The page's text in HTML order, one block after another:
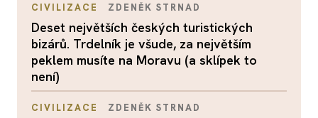
CIVILIZACE ZDENĚK STRNAD
Deset největších českých turistických
bizárů. Trdelník je všude, za největším
peklem musíte na Moravu (a sklípek to
není)
CIVILIZACE ZDENĚK STRNAD